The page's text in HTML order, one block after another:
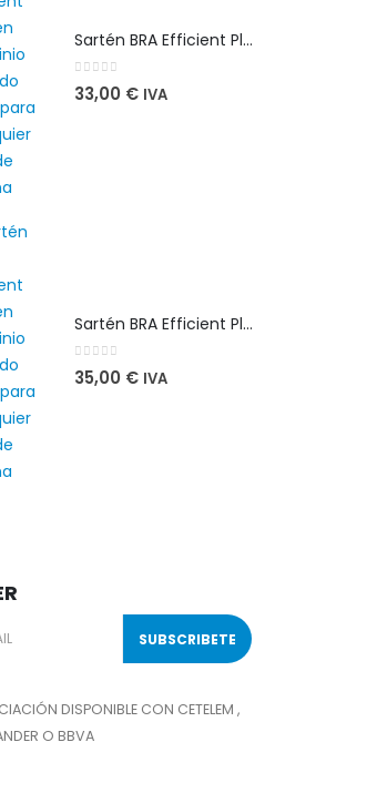
Sartén BRA Efficient Plus 26 cm en aluminio fundido apta para cualquier tipo de cocina
0 out of 5
33,00 € IVA
Sartén BRA Efficient Plus 28 cm en aluminio fundido apta para cualquier tipo de cocina
0 out of 5
35,00 € IVA
DISPONIBLE CON CETELEM ,
O BBVA